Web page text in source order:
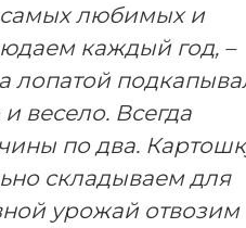
самых любимых и
каждый год, –
лопатой
весело. Всегда
по два.
складываем для
урожай отвозим